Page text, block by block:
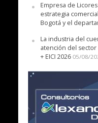
Empresa de
estrategia
Bogotá y el
La industria del
atención del sector
+ EICI 2026 05/08/